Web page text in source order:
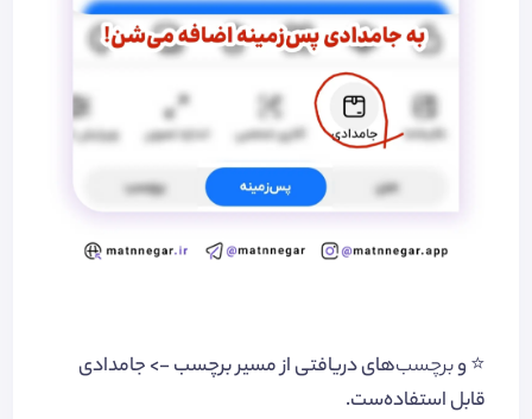
⭐️ وبرچسب‌های دریافتی از مسیر برچسب -> جامدادی
قابل استفاده‌ست.